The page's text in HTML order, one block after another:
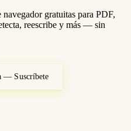
gratuitas para PDF,
reescribe y más — sin
— Suscríbete